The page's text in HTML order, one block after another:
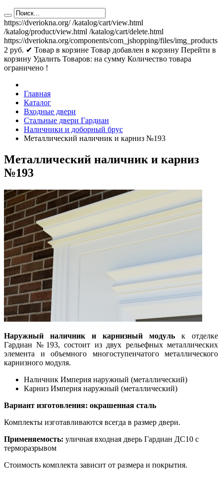
https://dveriokna.org/ /katalog/cart/view.html
/katalog/product/view.html /katalog/cart/delete.html
https://dveriokna.org/components/com_jshopping/files/img_products
2 руб. ✔ Товар в корзине Товар добавлен в корзину Перейти в
корзину Удалить Товаров: на сумму Количество товара
ограничено !
Главная
Каталог
Входные двери
Стальные двери Гардиан
Наличники и доборный брус
Металлический наличник и карниз №193
Металлический наличник и карниз
№193
Наружный наличник и карнизный модуль к отделке
Гардиан №193, состоит из двух рельефных металлических
элемента и объемного многоступенчатого металлического
карнизного модуля.
Наличник Империя наружный (металлический)
Карниз Империя наружный (металлический)
Вариант изготовления: окрашенная сталь
Комплекты изготавливаются всегда в размер двери.
Применяемость: уличная входная дверь Гардиан ДС10 с
терморазрывом
Стоимость комплекта зависит от размера и покрытия.